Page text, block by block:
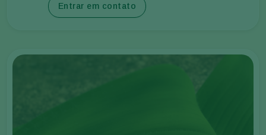
Entrar em contato